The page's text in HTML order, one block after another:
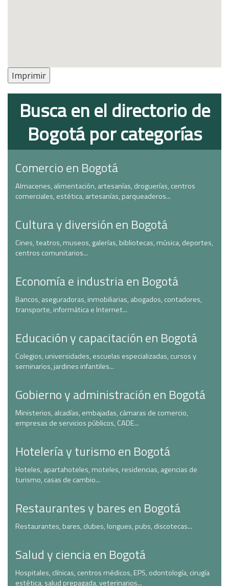
Imprimir
Busca en el directorio de
Bogotá por categorías
Comercio en Bogotá
Almacenes, alimentación, artesanías, droguerías, centros
comerciales, estética, artesanías, parqueaderos...
Cultura y diversión en Bogotá
Cines, teatros, museos, galerías, bibliotecas, música, deportes,
centros comunitarios...
Economía e industria en Bogotá
Bancos, aseguradoras, inmobiliarias, abogados, contadores,
transporte, informática e Internet...
Educación y capacitación en Bogotá
Colegios, universidades, escuelas especializadas, cursos y
seminarios, jardines infantiles...
Gobierno y administración en Bogotá
Ministerios, alcadías, embajadas, cámaras de comercio,
empresas de servicios públicos, CADE...
Hotelería y turismo en Bogotá
Hoteles, apartahoteles, moteles, residencias, agencias de
turismo, casas de cambio...
Restaurantes y bares en Bogotá
Restaurantes, bares, clubes, longues, pubs, discotecas...
Salud y ciencia en Bogotá
Hospitales, clínicas, centros médicos, EPS, odontología, cirugía
estética, salud prepagada, veterinarios...